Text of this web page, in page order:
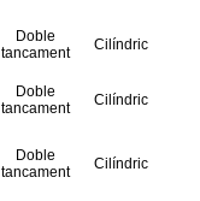
Doble
tancament
Cilíndric
Doble
tancament
Cilíndric
Doble
tancament
Cilíndric